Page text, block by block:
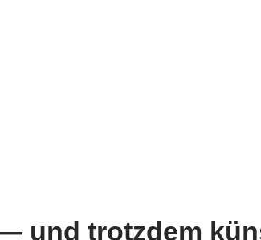
und trotzdem